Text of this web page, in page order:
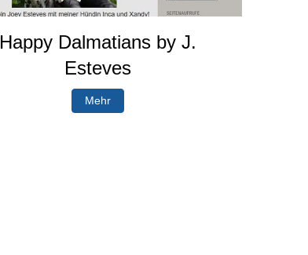
Happy Dalmatians by J.
Esteves
Mehr